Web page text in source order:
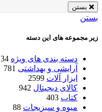
بستن
بستن
زیر مجموعه های این دسته
دسته بندی های ویژه 34
آرایشی و بهداشتی 781
ابزار آلات 2599
کالای دیجیتال 942
کتاب 403
میوه و سبزیجات 88